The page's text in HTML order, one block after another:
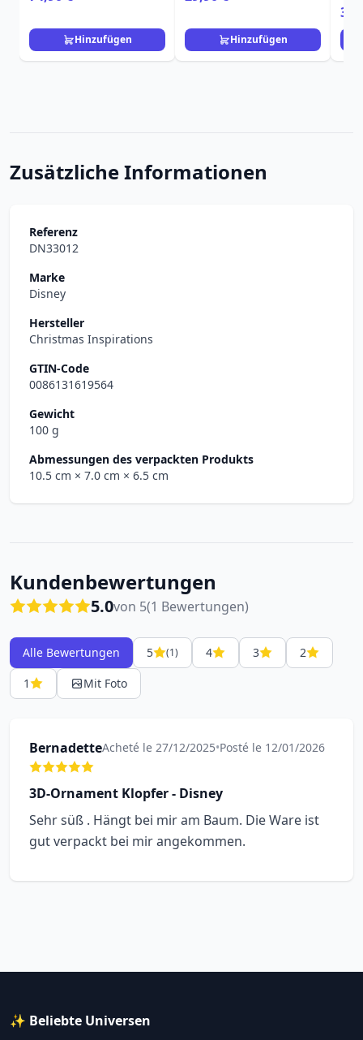
Hinzufügen
Stitch
Hinzufügen
Zusätzliche Informationen
Referenz
DN33012
Marke
Disney
Hersteller
Christmas Inspirations
GTIN-Code
0086131619564
Gewicht
100 g
Abmessungen des verpackten Produkts
10.5 cm × 7.0 cm × 6.5 cm
Kundenbewertungen
5.0von 5(1 Bewertungen)
Alle Bewertungen 5 (1) 4 3
2
1
Mit Foto
BernadetteAcheté le 27/12/2025•Posté le 12/01/2026
3D-Ornament Klopfer - Disney
Sehr süß . Hängt bei mir am Baum. Die Ware ist
gut verpackt bei mir angekommen.
✨ Beliebte Universen